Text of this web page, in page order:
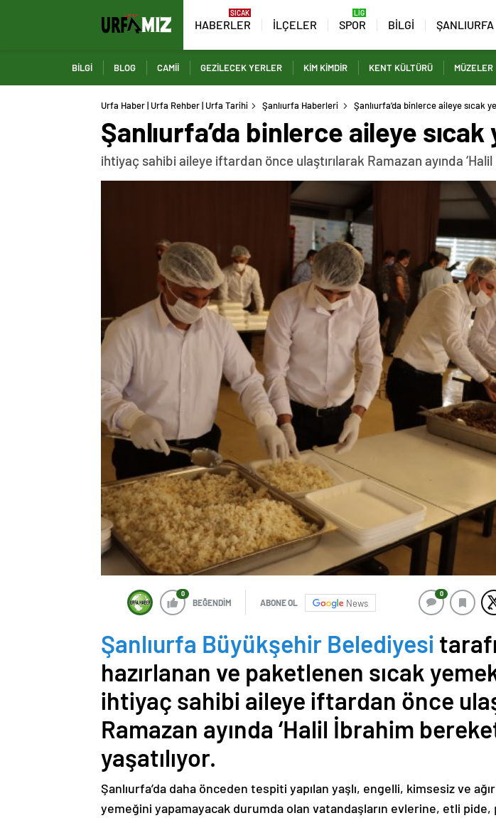
HABERLER İLÇELER SPOR BİLGİ ŞANLIURFA
BİLGİ BLOG CAMİİ GEZİLECEK YERLER KİM KİMDİR KENT KÜLTÜRÜ MÜZELER
Urfa Haber | Urfa Rehber | Urfa Tarihi Şanlıurfa Haberleri Şanlıurfa’da binlerce aileye sıcak
Şanlıurfa’da binlerce aileye
ihtiyaç sahibi aileye iftardan önce ulaştırılarak Ramazan ayında
0
BEĞENDİM ABONE OL News
0
Şanlıurfa Büyükşehir Belediyesi
hazırlanan ve paketlenen sıcak
ihtiyaç sahibi aileye iftardan önce
Ramazan ayında ‘Halil İbrahim
yaşatılıyor.
Şanlıurfa’da daha önceden tespiti yapılan yaşlı, engelli, kimsesiz ve
yemeğini yapamayacak durumda olan vatandaşların evlerine, etli pide,